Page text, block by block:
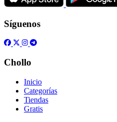
Síguenos
Chollo
Inicio
Categorías
Tiendas
Gratis